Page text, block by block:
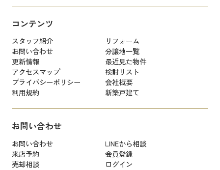
コンテンツ
スタッフ紹介
リフォーム
お問い合わせ
分譲地一覧
更新情報
最近見た物件
アクセスマップ
検討リスト
プライバシーポリシー
会社概要
利用規約
新築戸建て
お問い合わせ
お問い合わせ
LINEから相談
来店予約
会員登録
売却相談
ログイン